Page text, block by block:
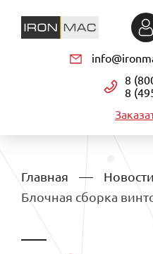
8
8
Главная
Новости
Блочная сборка